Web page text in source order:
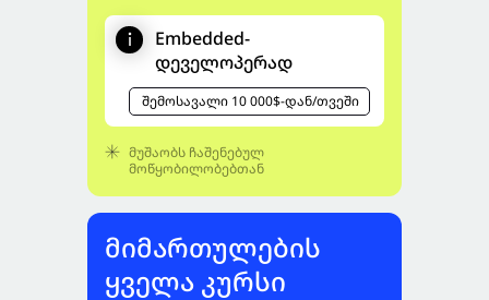
მუშაობს ჩაშენებულ
მოწყობილობებთან
Embedded-
დეველოპერად
შემოსავალი 10 000$-დან/თვეში
მიმართულების
ყველა კურსი